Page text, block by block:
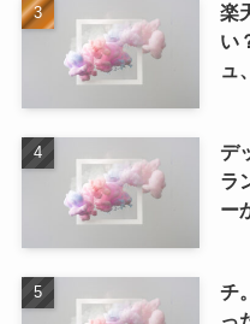
楽
い
ュ
デ
ラ
ー
チ